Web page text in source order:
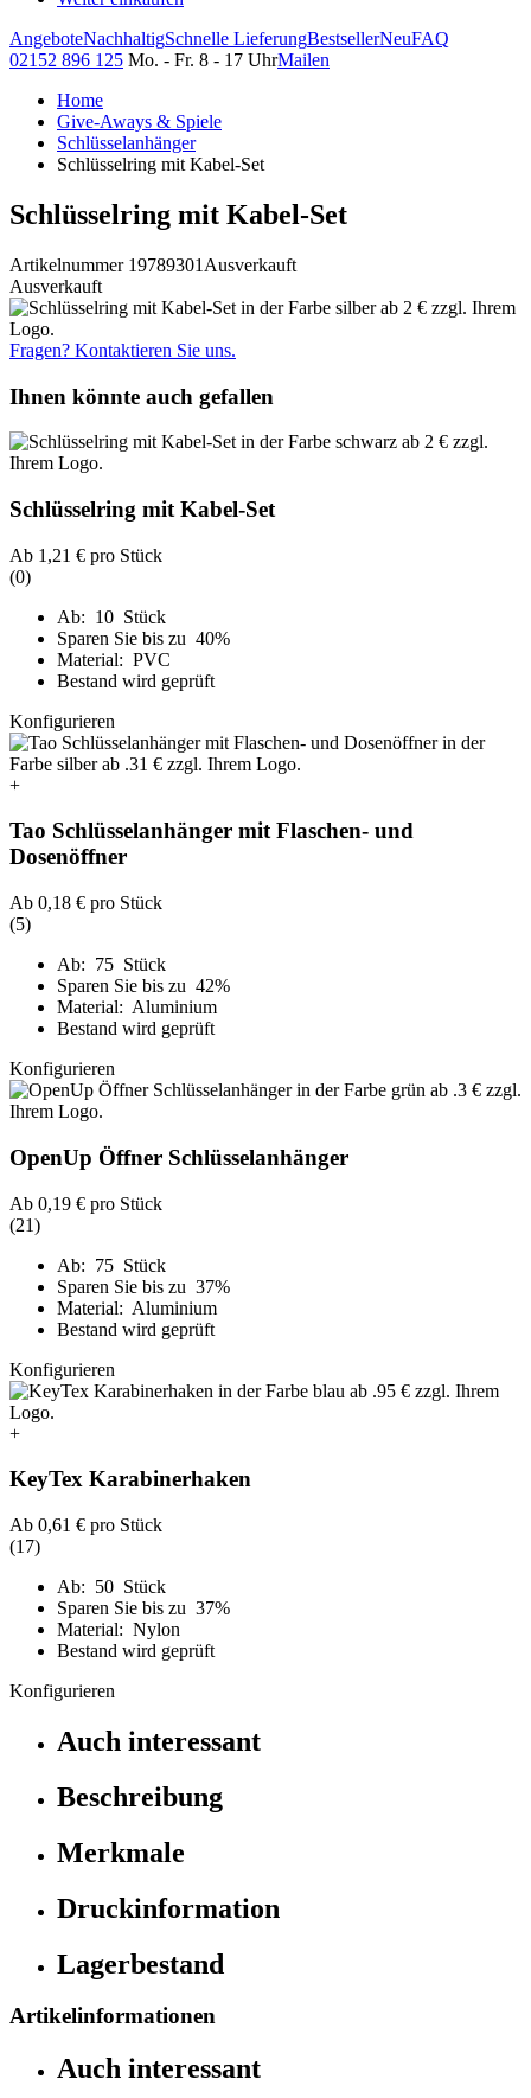
AngeboteNachhaltigSchnelle LieferungBestsellerNeuFAQ
02152 896 125 Mo. - Fr. 8 - 17 UhrMailen
Home
Give-Aways & Spiele
Schlüsselanhänger
Schlüsselring mit Kabel-Set
Schlüsselring mit Kabel-Set
Artikelnummer 19789301 Ausverkauft
Ausverkauft
Fragen? Kontaktieren Sie uns.
Ihnen könnte auch gefallen
Schlüsselring mit Kabel-Set
Ab 1,21 € pro Stück
(0)
Ab: 10 Stück
Sparen Sie bis zu 40%
Material: PVC
Bestand wird geprüft
Konfigurieren
+
Tao Schlüsselanhänger mit Flaschen- und
Dosenöffner
Ab 0,18 € pro Stück
(5)
Ab: 75 Stück
Sparen Sie bis zu 42%
Material: Aluminium
Bestand wird geprüft
Konfigurieren
OpenUp Öffner Schlüsselanhänger
Ab 0,19 € pro Stück
(21)
Ab: 75 Stück
Sparen Sie bis zu 37%
Material: Aluminium
Bestand wird geprüft
Konfigurieren
+
KeyTex Karabinerhaken
Ab 0,61 € pro Stück
(17)
Ab: 50 Stück
Sparen Sie bis zu 37%
Material: Nylon
Bestand wird geprüft
Konfigurieren
Auch interessant
Beschreibung
Merkmale
Druckinformation
Lagerbestand
Artikelinformationen
Auch interessant